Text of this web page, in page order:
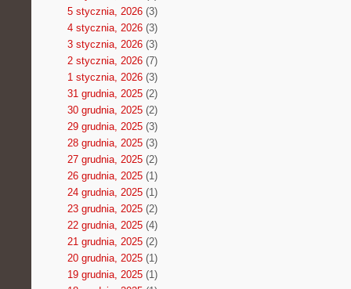
5 stycznia, 2026(3)
4 stycznia, 2026(3)
3 stycznia, 2026(3)
2 stycznia, 2026(7)
1 stycznia, 2026(3)
31 grudnia, 2025(2)
30 grudnia, 2025(2)
29 grudnia, 2025(3)
28 grudnia, 2025(3)
27 grudnia, 2025(2)
26 grudnia, 2025(1)
24 grudnia, 2025(1)
23 grudnia, 2025(2)
22 grudnia, 2025(4)
21 grudnia, 2025(2)
20 grudnia, 2025(1)
19 grudnia, 2025(1)